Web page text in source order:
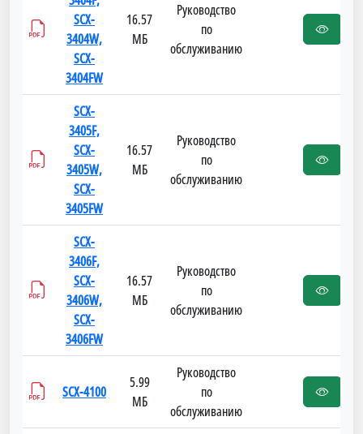
SCX-
3404W,
SCX-
3404FW
16.57
МБ
Руководство
по
обслуживанию
SCX-
3405F,
SCX-
3405W,
SCX-
3405FW
16.57
МБ
Руководство
по
обслуживанию
SCX-
3406F,
SCX-
3406W,
SCX-
3406FW
16.57
МБ
Руководство
по
обслуживанию
SCX-4100
5.99
МБ
Руководство
по
обслуживанию